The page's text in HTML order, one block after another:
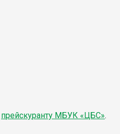
прейскуранту МБУК «ЦБС».